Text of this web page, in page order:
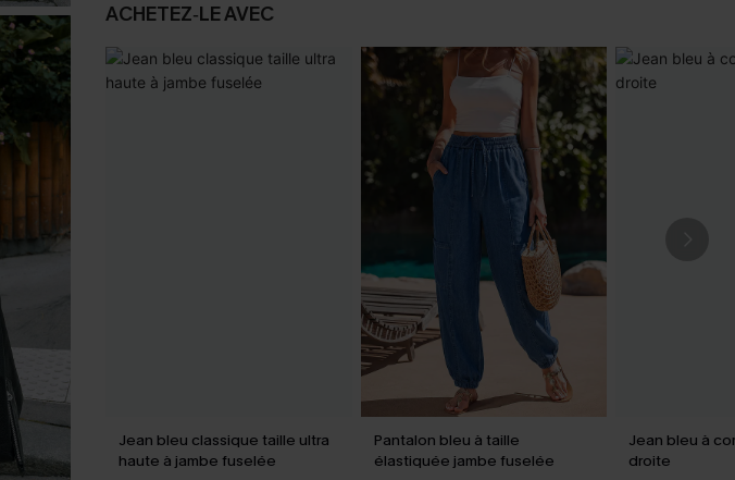
ACHETEZ‑LE AVEC
Jean bleu classique taille ultra
haute à jambe fuselée
Pantalon bleu à taille
élastiquée jambe fuselée
Jean bleu à
droite